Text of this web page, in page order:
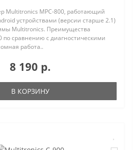
Multitronics MPC-800, работающий
устройствами (версии старше 2.1)
Multitronics. Преимущества
по сравнению с диагностическими
работа..
8 190 р.
В КОРЗИНУ